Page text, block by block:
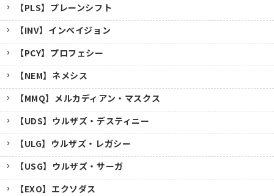
【PLS】プレーンシフト
【INV】インベイジョン
【PCY】プロフェシー
【NEM】ネメシス
【MMQ】メルカディアン・マスクス
【UDS】ウルザズ・デスティニー
【ULG】ウルザズ・レガシー
【USG】ウルザズ・サーガ
【EXO】エクソダス